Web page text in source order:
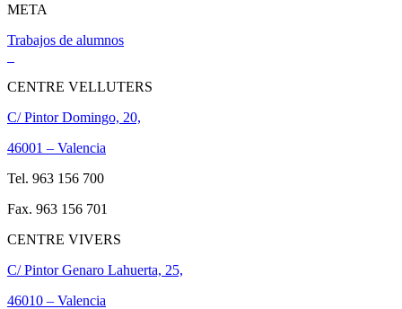
META
Trabajos de alumnos
CENTRE VELLUTERS
C/ Pintor Domingo, 20,
46001 – Valencia
Tel. 963 156 700
Fax. 963 156 701
CENTRE VIVERS
C/ Pintor Genaro Lahuerta, 25,
46010 – Valencia